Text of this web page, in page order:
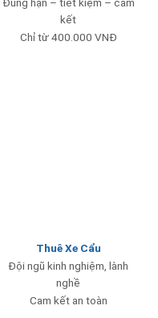
kết
Chỉ từ 400.000 VNĐ
Thuê Xe Cẩu
Đội ngũ kinh nghiệm, lành
nghề
Cam kết an toàn